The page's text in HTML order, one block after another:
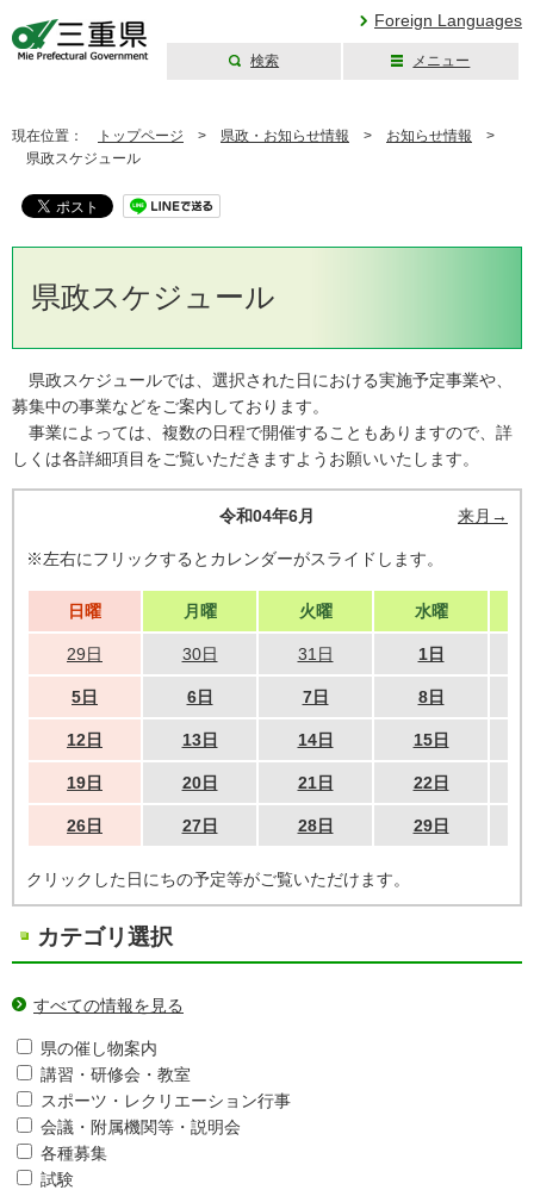
Foreign Languages
検索 メニュー
現在位置： トップページ > 県政・お知らせ情報 > お知らせ情報 >
県政スケジュール
県政スケジュール
県政スケジュールでは、選択された日における実施予定事業や、
募集中の事業などをご案内しております。
事業によっては、複数の日程で開催することもありますので、詳
しくは各詳細項目をご覧いただきますようお願いいたします。
令和04年6月 来月→
※左右にフリックするとカレンダーがスライドします。
日曜 月曜 火曜 水曜
29日 30日 31日 1日
5日 6日 7日 8日
12日 13日 14日 15日
19日 20日 21日 22日
26日 27日 28日 29日
クリックした日にちの予定等がご覧いただけます。
カテゴリ選択
すべての情報を見る
県の催し物案内
講習・研修会・教室
スポーツ・レクリエーション行事
会議・附属機関等・説明会
各種募集
試験